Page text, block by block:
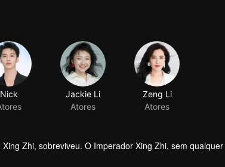
Nick
Zhi, sobreviveu. O Imperador Xing Zhi, sem qualquer
entre deuses e demônios, ele salvou a situação